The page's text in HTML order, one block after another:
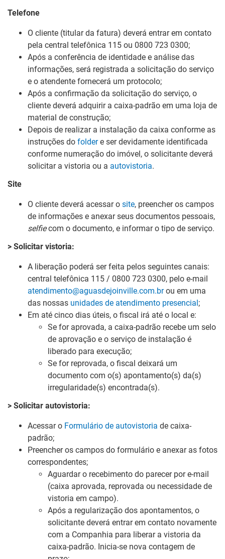
Telefone
O cliente (titular da fatura) deverá entrar em contato
pela central telefônica 115 ou 0800 723 0300;
Após a conferência de identidade e análise das
informações, será registrada a solicitação do serviço
e o atendente fornecerá um protocolo;
Após a confirmação da solicitação do serviço, o
cliente deverá adquirir a caixa-padrão em uma loja de
material de construção;
Depois de realizar a instalação da caixa conforme as
instruções do foldere ser devidamente identificada
conforme numeração do imóvel, o solicitante deverá
solicitar a vistoria ou a autovistoria.
Site
O cliente deverá acessar o site, preencher os campos
de informações e anexarseus documentos pessoais,
selfiecom o documento, e informar o tipo de serviço.
> Solicitar vistoria:
A liberação poderá ser feita pelos seguintes canais:
central telefônica 115 / 0800 723 0300, pelo e-mail
atendimento@aguasdejoinville.com.brou em uma
das nossas unidades de atendimento presencial;
Em até cinco dias úteis, o fiscal irá até o local e:
Se for aprovada, a caixa-padrão recebe um selo
de aprovação e o serviço de instalação é
liberado para execução;
Se for reprovada, o fiscal deixará um
documento com o(s) apontamento(s) da(s)
irregularidade(s) encontrada(s).
> Solicitar autovistoria:
Acessar o Formulário de autovistoria de caixa-
padrão;
Preencher os campos do formulário e anexar as fotos
correspondentes;
Aguardar o recebimento do parecer por e-mail
(caixa aprovada, reprovada ou necessidade de
vistoria em campo).
Após a regularização dos apontamentos, o
solicitante deverá entrar em contato novamente
com a Companhia para liberar a vistoria da
caixa-padrão. Inicia-se nova contagem de